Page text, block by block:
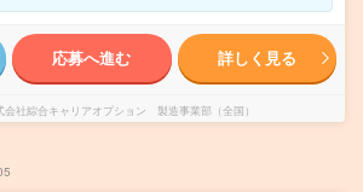
応募へ進む 詳しく見る
会社綜合キャリアオプション 製造事業部（全国）